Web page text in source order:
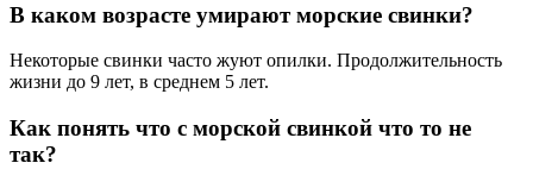
В каком возрасте умирают морские свинки?
Некоторые свинки часто жуют опилки. Продолжительность
жизни до 9 лет, в среднем 5 лет.
Как понять что с морской свинкой что то не
так?